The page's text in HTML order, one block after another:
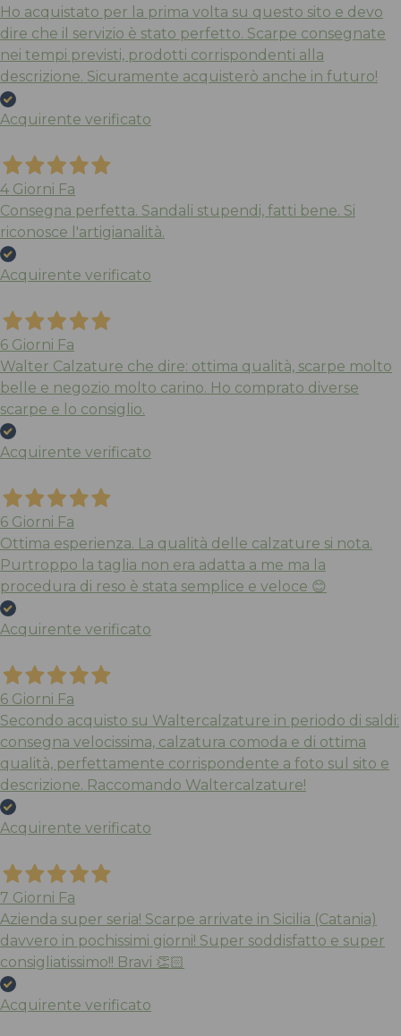
Ho acquistato per la prima volta su questo sito e devo
dire che il servizio è stato perfetto. Scarpe consegnate
nei tempi previsti, prodotti corrispondenti alla
descrizione. Sicuramente acquisterò anche in futuro!
Acquirente verificato
4 Giorni Fa
Consegna perfetta. Sandali stupendi, fatti bene. Si
riconosce l'artigianalità.
Acquirente verificato
6 Giorni Fa
Walter Calzature che dire: ottima qualità, scarpe molto
belle e negozio molto carino. Ho comprato diverse
scarpe e lo consiglio.
Acquirente verificato
6 Giorni Fa
Ottima esperienza. La qualità delle calzature si nota.
Purtroppo la taglia non era adatta a me ma la
procedura di reso è stata semplice e veloce 😊
Acquirente verificato
6 Giorni Fa
Secondo acquisto su Waltercalzature in periodo di saldi:
consegna velocissima, calzatura comoda e di ottima
qualità, perfettamente corrispondente a foto sul sito e
descrizione. Raccomando Waltercalzature!
Acquirente verificato
7 Giorni Fa
Azienda super seria! Scarpe arrivate in Sicilia (Catania)
davvero in pochissimi giorni! Super soddisfatto e super
consigliatissimo!! Bravi 👏🏻
Acquirente verificato